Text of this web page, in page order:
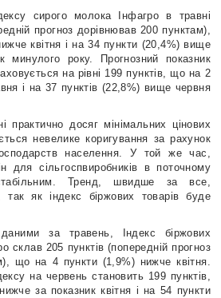
сирого молока Інфагро в травні
прогноз дорівнював 200 пунктам),
квітня і на 34 пункти (20,4%) вище
минулого року. Прогнозний показник
на рівні 199 пунктів, що на 2
і на 37 пунктів (22,8%) вище червня
практично досяг мінімальних цінових
невелике коригування за рахунок
населення. У той же час,
для сільгоспвиробників в поточному
Тренд, швидше за все,
як індекс біржових товарів буде
за травень, Індекс біржових
склав 205 пунктів (попередній прогноз
що на 4 пункти (1,9%) нижче квітня.
на червень становить 199 пунктів,
за показник квітня і на 54 пункти